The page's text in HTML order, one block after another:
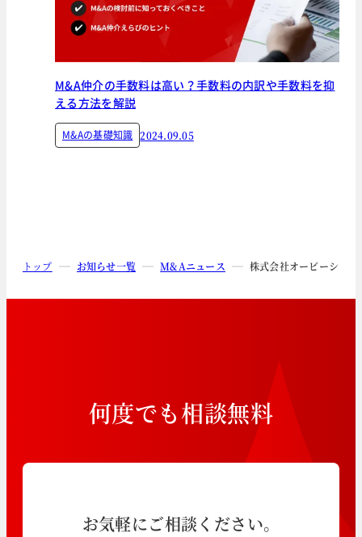
M&A仲介の手数料は高い？手数料の内訳や手数料を抑
える方法を解説
M&Aの基礎知識 2024.09.05
トップ お知らせ一覧 M&Aニュース 株式会社オービーシス
何度でも相談無料
お気軽にご相談ください。